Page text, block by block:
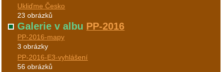
Ukliďme Česko
23 obrázků
Galerie v albu PP-2016
PP-2016-mapy
3 obrázky
PP-2016-E3-vyhlášení
56 obrázků